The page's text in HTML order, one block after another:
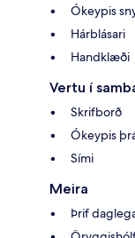
Ókeypis
Hárblásari
Handklæði
Vertu í
Skrifborð
Ókeypis
Sími
Meira
Þrif